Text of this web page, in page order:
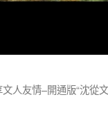
人友情–開通版“沈從